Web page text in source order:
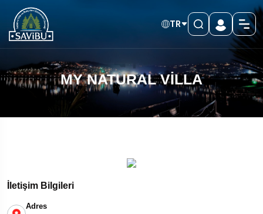
TR
MY NATURAL VİLLA
İletişim Bilgileri
Adres